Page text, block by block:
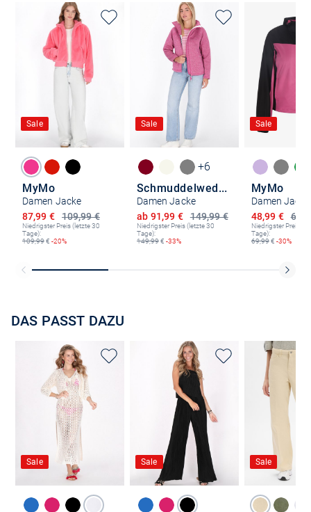
Sale
MyMo
Damen Jacke
109,99 €
Ermäßigter Preis
87,99 €
Niedrigster Preis (letzte 30
Tage):
109,99€ -20%
Sale
+6
Schmuddelwedda
Damen Jacke
149,99 €
Ermäßigter Preis
ab 91,99 €
Niedrigster Preis (letzte 30
Tage):
149,99€ -33%
Sale
MyMo
Damen Jacke
Ermäßigter
48,99 €
Niedrigster Preis
Tage):
69,99€ -30%
DAS PASST DAZU
Sale Sale Sale